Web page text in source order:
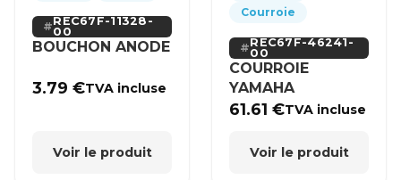
REC67F-11328-
00
BOUCHON ANODE
3.79€TVA incluse
Voir le produit
Courroie
REC67F-46241-
00
COURROIE
YAMAHA
61.61€TVA incluse
Voir le produit